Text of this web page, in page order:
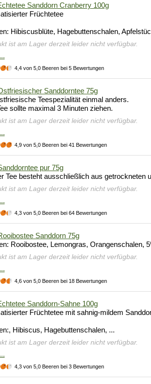
Sanddorn Cranberry 100g
Früchtetee
Hibiscusblüte, Hagebuttenschalen,
ist am Lager derzeit leider nicht verfügbar.
4,4 von 5,0 Beeren bei 5 Bewertungen
Sanddorntee 75g
Teespezialität einmal anders.
sollte maximal 3 Minuten ziehen.
ist am Lager derzeit leider nicht verfügbar.
4,9 von 5,0 Beeren bei 41 Bewertungen
pur 75g
Tee besteht ausschließlich aus getrockneten
ist am Lager derzeit leider nicht verfügbar.
4,3 von 5,0 Beeren bei 64 Bewertungen
Sanddorn 75g
Rooibostee, Lemongras, Orangenschalen,
ist am Lager derzeit leider nicht verfügbar.
4,6 von 5,0 Beeren bei 18 Bewertungen
Sanddorn-Sahne 100g
Früchtetee mit sahnig-mildem
Hibiscus, Hagebuttenschalen, ...
ist am Lager derzeit leider nicht verfügbar.
4,3 von 5,0 Beeren bei 3 Bewertungen